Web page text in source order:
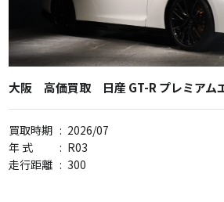
大阪 高価買取 日産 GT-R プレミアム
買取時期 : 2026/07
年 式
: R03
走行距離 : 300